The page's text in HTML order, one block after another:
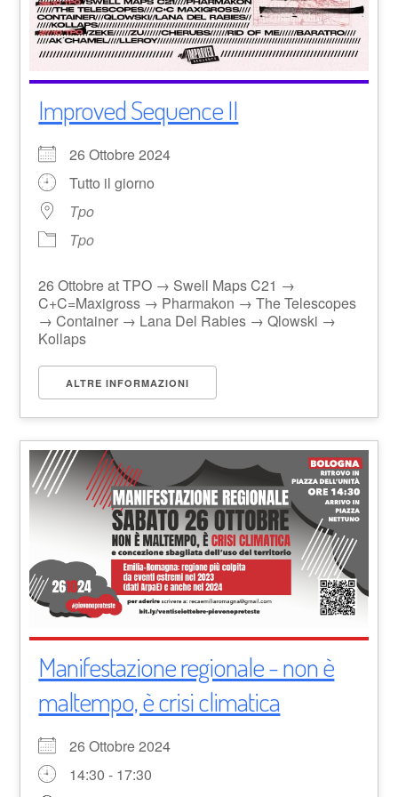
Improved Sequence II
26 Ottobre 2024
Tutto il giorno
Tpo
Tpo
26 Ottobre at TPO → Swell Maps C21 →
C+C=Maxigross → Pharmakon → The Telescopes
→ Container → Lana Del Rabies → Qlowski →
Kollaps
ALTRE INFORMAZIONI
Manifestazione regionale - non è
maltempo, è crisi climatica
26 Ottobre 2024
14:30 - 17:30